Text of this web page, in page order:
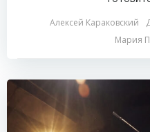
Алексей Караковский
Мария